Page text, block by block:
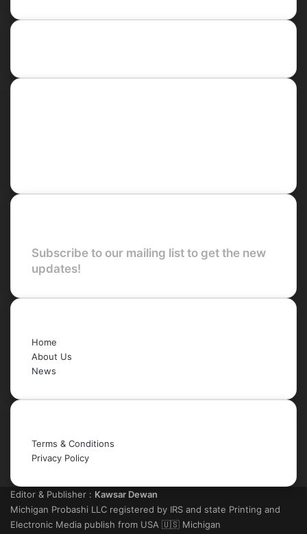
Subscribe to our mailing list to get the new
updates!
Home
About Us
News
Terms & Conditions
Privacy Policy
Editor & Publisher : Kawsar Dewan
Michigan Probashi LLC registered by IRS and state Printing and
Electronic Media publish from USA 🇺🇸 Michigan